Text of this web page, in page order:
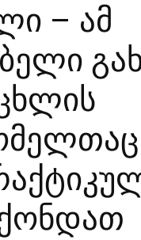
– ამ